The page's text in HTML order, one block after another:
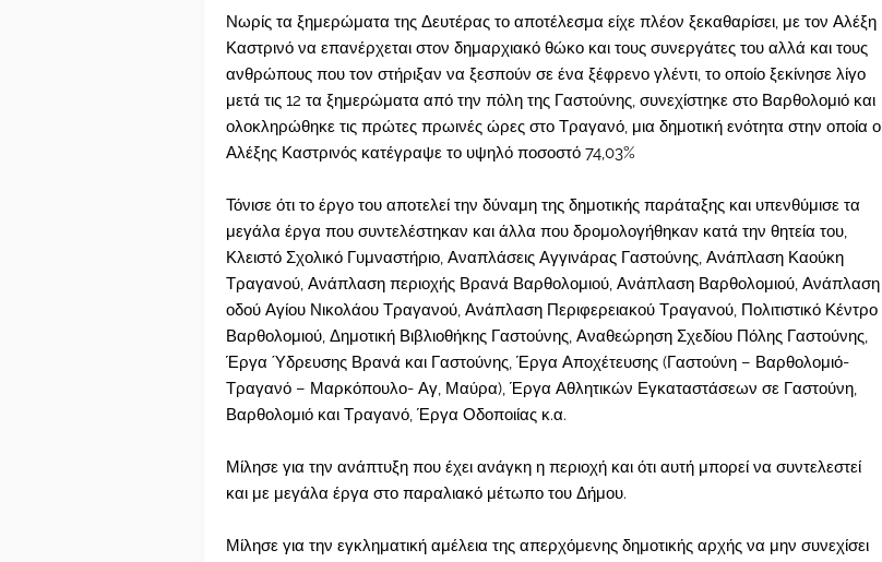
Νωρίς τα ξημερώματα της Δευτέρας το αποτέλεσμα είχε πλέον ξεκαθαρίσει, με τον Αλέξη
Καστρινό να επανέρχεται στον δημαρχιακό θώκο και τους συνεργάτες του αλλά και τους
ανθρώπους που τον στήριξαν να ξεσπούν σε ένα ξέφρενο γλέντι, το οποίο ξεκίνησε λίγο
μετά τις 12 τα ξημερώματα από την πόλη της Γαστούνης, συνεχίστηκε στο Βαρθολομιό και
ολοκληρώθηκε τις πρώτες πρωινές ώρες στο Τραγανό, μια δημοτική ενότητα στην οποία ο
Αλέξης Καστρινός κατέγραψε το υψηλό ποσοστό 74,03%
Τόνισε ότι το έργο του αποτελεί την δύναμη της δημοτικής παράταξης και υπενθύμισε τα
μεγάλα έργα που συντελέστηκαν και άλλα που δρομολογήθηκαν κατά την θητεία του,
Κλειστό Σχολικό Γυμναστήριο, Αναπλάσεις Αγγινάρας Γαστούνης, Ανάπλαση Καούκη
Τραγανού, Ανάπλαση περιοχής Βρανά Βαρθολομιού, Ανάπλαση Βαρθολομιού, Ανάπλαση
οδού Αγίου Νικολάου Τραγανού, Ανάπλαση Περιφερειακού Τραγανού, Πολιτιστικό Κέντρο
Βαρθολομιού, Δημοτική Βιβλιοθήκης Γαστούνης, Αναθεώρηση Σχεδίου Πόλης Γαστούνης,
Έργα Ύδρευσης Βρανά και Γαστούνης, Έργα Αποχέτευσης (Γαστούνη – Βαρθολομιό-
Τραγανό – Μαρκόπουλο- Αγ, Μαύρα), Έργα Αθλητικών Εγκαταστάσεων σε Γαστούνη,
Βαρθολομιό και Τραγανό, Έργα Οδοποιίας κ.α.
Μίλησε για την ανάπτυξη που έχει ανάγκη η περιοχή και ότι αυτή μπορεί να συντελεστεί
και με μεγάλα έργα στο παραλιακό μέτωπο του Δήμου.
Μίλησε για την εγκληματική αμέλεια της απερχόμενης δημοτικής αρχής να μην συνεχίσει